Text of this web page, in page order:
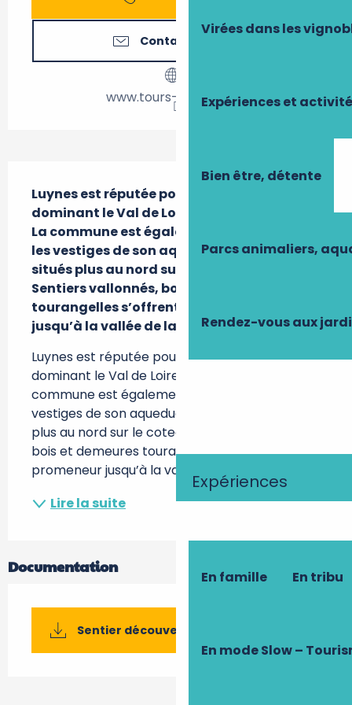
Virées dans les
Expériences et
Bien être, détente
Parcs animaliers,
Rendez-vous aux
Expériences
En famille En tribu
En mode Slow –
Contactez-nous
www.tours-tourisme.fr
Luynes est réputée pour son château
dominant le Val de Loire depuis son éperon.
La commune est également connue pour
les vestiges de son aqueduc gallo-romain
situés plus au nord sur le coteau.
Sentiers vallonnés, bois et demeures
tourangelles s’offrent au promeneur
jusqu’à la vallée de la Bresme.
Luynes est réputée pour son château
dominant le Val de Loire depuis son éperon. La
commune est également connue pour les
vestiges de son aqueduc gallo-romain situés
plus au nord sur le coteau. Sentiers vallonnés,
bois et demeures tourangelles s’offrent au
promeneur jusqu’à la vallée de la Bresme....
Lire la suite
Documentation
Sentier découverte de Luynes